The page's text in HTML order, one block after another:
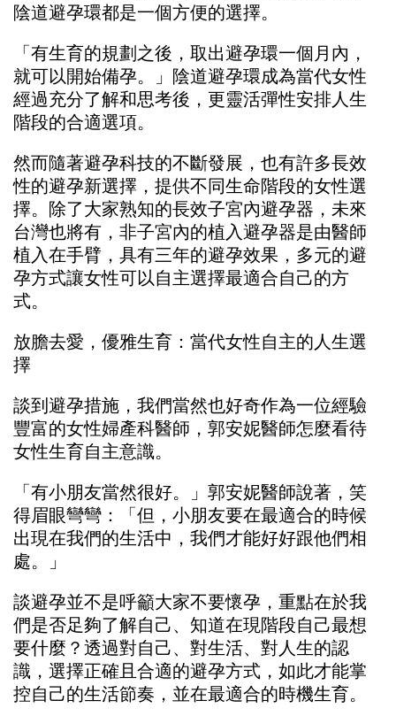
陰道避孕環都是一個方便的選擇。
「有生育的規劃之後，取出避孕環一個月內，
就可以開始備孕。」陰道避孕環成為當代女性
經過充分了解和思考後，更靈活彈性安排人生
階段的合適選項。
然而隨著避孕科技的不斷發展，也有許多長效
性的避孕新選擇，提供不同生命階段的女性選
擇。除了大家熟知的長效子宮內避孕器，未來
台灣也將有，非子宮內的植入避孕器是由醫師
植入在手臂，具有三年的避孕效果，多元的避
孕方式讓女性可以自主選擇最適合自己的方
式。
放膽去愛，優雅生育：當代女性自主的人生選
擇
談到避孕措施，我們當然也好奇作為一位經驗
豐富的女性婦產科醫師，郭安妮醫師怎麼看待
女性生育自主意識。
「有小朋友當然很好。」郭安妮醫師說著，笑
得眉眼彎彎：「但，小朋友要在最適合的時候
出現在我們的生活中，我們才能好好跟他們相
處。」
談避孕並不是呼籲大家不要懷孕，重點在於我
們是否足夠了解自己、知道在現階段自己最想
要什麼？透過對自己、對生活、對人生的認
識，選擇正確且合適的避孕方式，如此才能掌
控自己的生活節奏，並在最適合的時機生育。